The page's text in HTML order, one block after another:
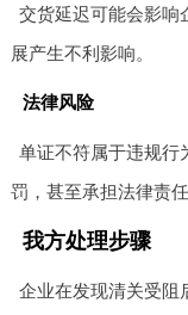
交货延迟可能会影响
展产生不利影响。
法律风险
单证不符属于违规行
罚，甚至承担法律责任
我方处理步骤
企业在发现清关受阻